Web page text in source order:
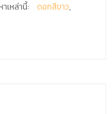
เหล่านี้:
ดอกสีขาว